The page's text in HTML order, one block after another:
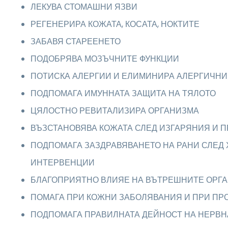
ЛЕКУВА СТОМАШНИ ЯЗВИ
РЕГЕНЕРИРА КОЖАТА, КОСАТА, НОКТИТЕ
ЗАБАВЯ СТАРЕЕНЕТО
ПОДОБРЯВА МОЗЪЧНИТЕ ФУНКЦИИ
ПОТИСКА АЛЕРГИИ И ЕЛИМИНИРА
ПОДПОМАГА ИМУННАТА ЗАЩИТА НА ТЯЛОТО
ЦЯЛОСТНО РЕВИТАЛИЗИРА ОРГАНИЗМА
ВЪЗСТАНОВЯВА КОЖАТА СЛЕД ИЗГАРЯНИЯ И
ПОДПОМАГА ЗАЗДРАВЯВАНЕТО НА РАНИ СЛЕД
ИНТЕРВЕНЦИИ
БЛАГОПРИЯТНО ВЛИЯЕ НА ВЪТРЕШНИТЕ
ПОМАГА ПРИ КОЖНИ ЗАБОЛЯВАНИЯ И ПРИ
ПОДПОМАГА ПРАВИЛНАТА ДЕЙНОСТ НА